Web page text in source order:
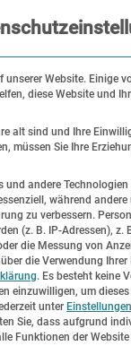
unserer Website. Einige
diese Website und
alt sind und Ihre
müssen Sie Ihre
und andere
während andere
zu verbessern.
(z. B. IP-Adressen), z.
die Messung von
die Verwendung Ihrer
. Es besteht keine
einzuwilligen, um
unter Einstellungen
Sie, dass aufgrund
Funktionen der